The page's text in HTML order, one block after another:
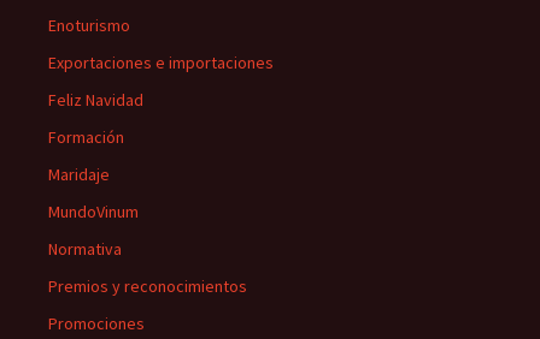
Enoturismo
Exportaciones e importaciones
Feliz Navidad
Formación
Maridaje
MundoVinum
Normativa
Premios y reconocimientos
Promociones